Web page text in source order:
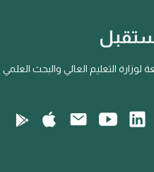
التعليم العالي والبحث العلمي